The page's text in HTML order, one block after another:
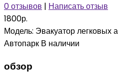
0 отзывов | Написать отзыв
1800р.
Модель: Эвакуатор легковых
Автопарк В наличии
обзор